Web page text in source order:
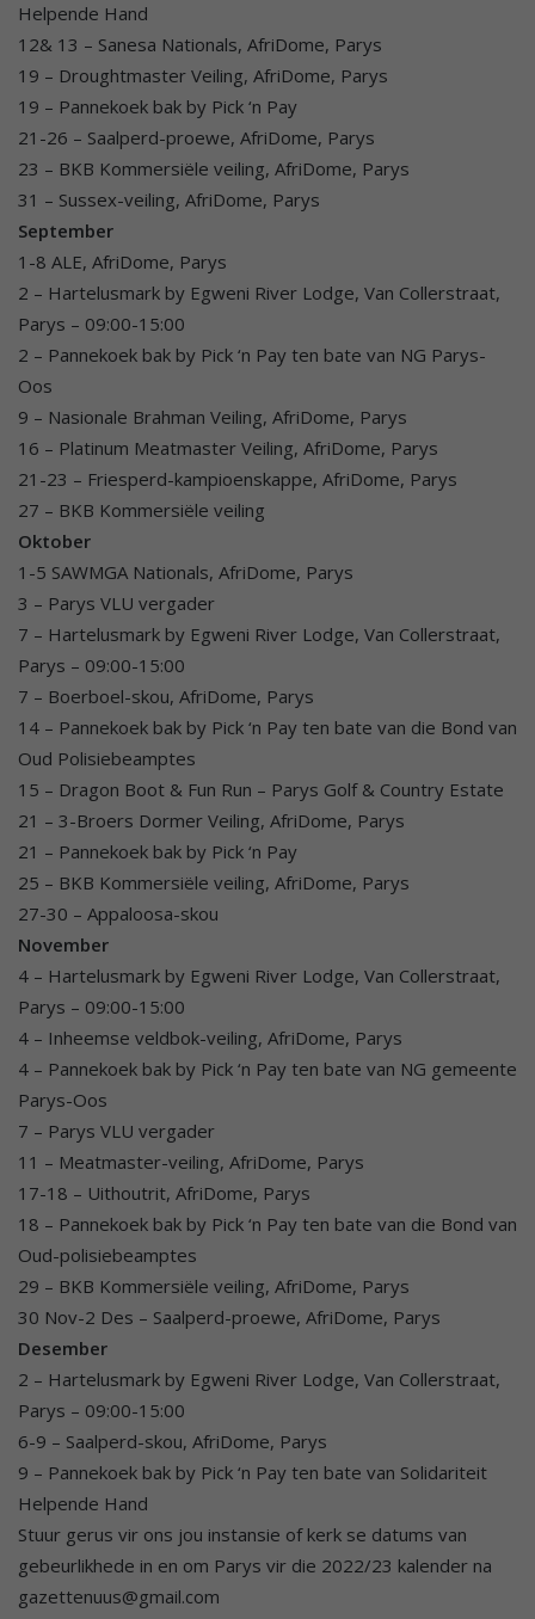
Helpende Hand
12& 13 – Sanesa Nationals, AfriDome, Parys
19 – Droughtmaster Veiling, AfriDome, Parys
19 – Pannekoek bak by Pick ‘n Pay
21-26 – Saalperd-proewe, AfriDome, Parys
23 – BKB Kommersiële veiling, AfriDome, Parys
31 – Sussex-veiling, AfriDome, Parys
September
1-8 ALE, AfriDome, Parys
2 – Hartelusmark by Egweni River Lodge, Van Collerstraat,
Parys – 09:00-15:00
2 – Pannekoek bak by Pick ‘n Pay ten bate van NG Parys-
Oos
9 – Nasionale Brahman Veiling, AfriDome, Parys
16 – Platinum Meatmaster Veiling, AfriDome, Parys
21-23 – Friesperd-kampioenskappe, AfriDome, Parys
27 – BKB Kommersiële veiling
Oktober
1-5 SAWMGA Nationals, AfriDome, Parys
3 – Parys VLU vergader
7 – Hartelusmark by Egweni River Lodge, Van Collerstraat,
Parys – 09:00-15:00
7 – Boerboel-skou, AfriDome, Parys
14 – Pannekoek bak by Pick ‘n Pay ten bate van die Bond van
Oud Polisiebeamptes
15 – Dragon Boot & Fun Run – Parys Golf & Country Estate
21 – 3-Broers Dormer Veiling, AfriDome, Parys
21 – Pannekoek bak by Pick ‘n Pay
25 – BKB Kommersiële veiling, AfriDome, Parys
27-30 – Appaloosa-skou
November
4 – Hartelusmark by Egweni River Lodge, Van Collerstraat,
Parys – 09:00-15:00
4 – Inheemse veldbok-veiling, AfriDome, Parys
4 – Pannekoek bak by Pick ‘n Pay ten bate van NG gemeente
Parys-Oos
7 – Parys VLU vergader
11 – Meatmaster-veiling, AfriDome, Parys
17-18 – Uithoutrit, AfriDome, Parys
18 – Pannekoek bak by Pick ‘n Pay ten bate van die Bond van
Oud-polisiebeamptes
29 – BKB Kommersiële veiling, AfriDome, Parys
30 Nov-2 Des – Saalperd-proewe, AfriDome, Parys
Desember
2 – Hartelusmark by Egweni River Lodge, Van Collerstraat,
Parys – 09:00-15:00
6-9 – Saalperd-skou, AfriDome, Parys
9 – Pannekoek bak by Pick ‘n Pay ten bate van Solidariteit
Helpende Hand
Stuur gerus vir ons jou instansie of kerk se datums van
gebeurlikhede in en om Parys vir die 2022/23 kalender na
gazettenuus@gmail.com